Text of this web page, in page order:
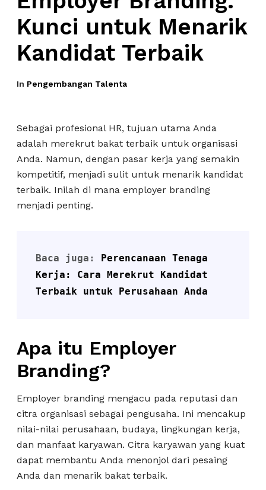
Kunci untuk Menarik
Kandidat Terbaik
In Pengembangan Talenta
Sebagai profesional HR, tujuan utama Anda
adalah merekrut bakat terbaik untuk organisasi
Anda. Namun, dengan pasar kerja yang semakin
kompetitif, menjadi sulit untuk menarik kandidat
terbaik. Inilah di mana employer branding
menjadi penting.
Baca juga:
Perencanaan Tenaga
Kerja: Cara Merekrut Kandidat
Terbaik untuk Perusahaan Anda
Apa itu Employer
Branding?
Employer branding mengacu pada reputasi dan
citra organisasi sebagai pengusaha. Ini mencakup
nilai-nilai perusahaan, budaya, lingkungan kerja,
dan manfaat karyawan. Citra karyawan yang kuat
dapat membantu Anda menonjol dari pesaing
Anda dan menarik bakat terbaik.